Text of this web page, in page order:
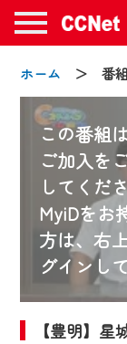
ホーム ＞ 番組
この番組
ご加入を
してくだ
MyiDをお
方は、右
グインし
【豊明】
2024/09/02
動画配信
年9月24日